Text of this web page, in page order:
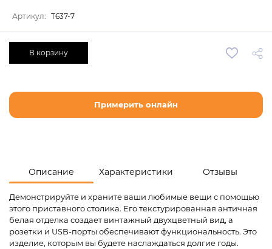
Примерить онлайн
Описание Характеристики Отзывы
Демонстрируйте и храните ваши любимые вещи с помощью
этого приставного столика. Его текстурированная античная
белая отделка создает винтажный двухцветный вид, а
розетки и USB-порты обеспечивают функциональность. Это
изделие, которым вы будете наслаждаться долгие годы.
Артикул: T637-7
В корзину